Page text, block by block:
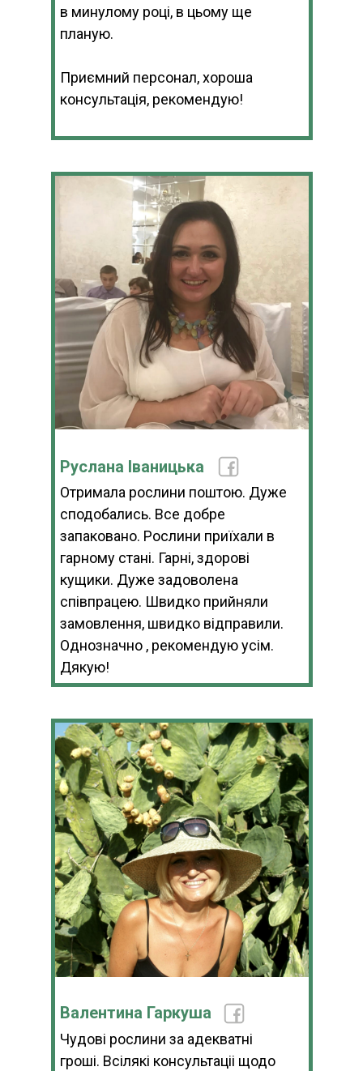
в минулому році, в цьому ще
планую.
Приємний персонал, хороша
консультація, рекомендую!
Руслана Іваницька
Отримала рослини поштою. Дуже
сподобались. Все добре
запаковано. Рослини приїхали в
гарному стані. Гарні, здорові
кущики. Дуже задоволена
співпрацею. Швидко прийняли
замовлення, швидко відправили.
Однозначно , рекомендую усім.
Дякую!
Валентина Гаркуша
Чудові рослини за адекватні
гроші. Всілякі консультаціі щодо